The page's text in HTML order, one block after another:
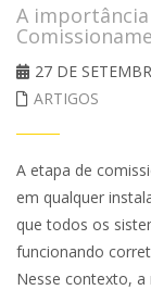
A
27 DE
ARTIGOS
A etapa de
em qualquer
que todos os
funcionando
Nesse contexto, a